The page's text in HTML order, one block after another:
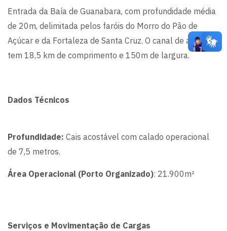
Entrada da Baía de Guanabara, com profundidade média
de 20m, delimitada pelos faróis do Morro do Pão de
Açúcar e da Fortaleza de Santa Cruz. O canal de acesso
tem 18,5 km de comprimento e 150m de largura.
Dados Técnicos
Profundidade: Cais acostável com calado operacional
de 7,5 metros.
Área Operacional (Porto Organizado): 21.900m²
Serviços e Movimentação de Cargas